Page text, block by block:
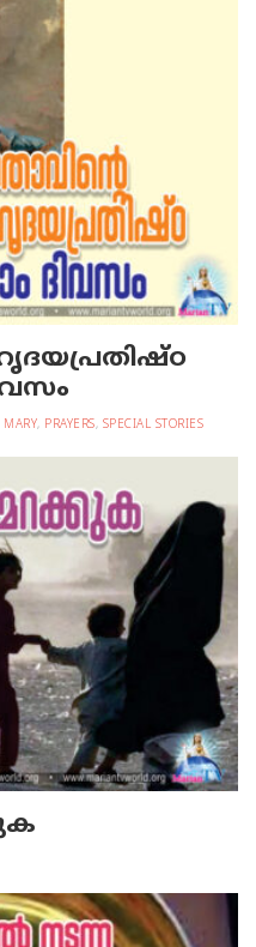
, PRAYERS, SPECIAL STORIES